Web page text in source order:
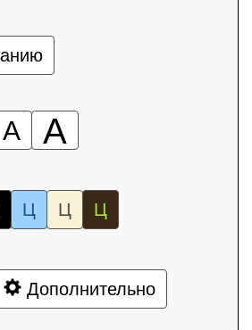
А А
Ц Ц Ц
Дополнительно